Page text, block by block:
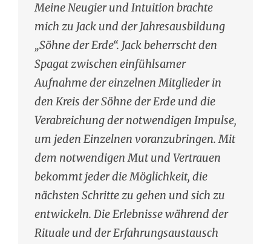
Meine Neugier und Intuition brachte
mich zu Jack und der Jahresausbildung
„Söhne der Erde“. Jack beherrscht den
Spagat zwischen einfühlsamer
Aufnahme der einzelnen Mitglieder in
den Kreis der Söhne der Erde und die
Verabreichung der notwendigen Impulse,
um jeden Einzelnen voranzubringen. Mit
dem notwendigen Mut und Vertrauen
bekommt jeder die Möglichkeit, die
nächsten Schritte zu gehen und sich zu
entwickeln. Die Erlebnisse während der
Rituale und der Erfahrungsaustausch